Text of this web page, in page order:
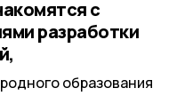
с
разработки
образования